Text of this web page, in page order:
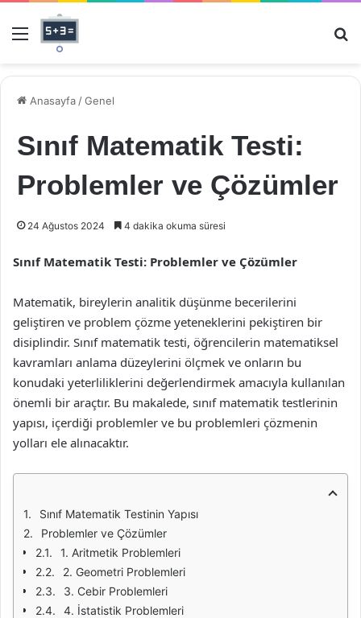
Menü
Anasayfa /Genel
Sınıf Matematik Testi:
Problemler ve Çözümler
24 Ağustos 2024 4 dakika okuma süresi
Sınıf Matematik Testi: Problemler ve Çözümler
Matematik, bireylerin analitik düşünme becerilerini
geliştiren ve problem çözme yeteneklerini pekiştiren bir
disiplindir. Sınıf matematik testi, öğrencilerin matematiksel
kavramları anlama düzeylerini ölçmek ve onların bu
konudaki yeterliliklerini değerlendirmek amacıyla kullanılan
önemli bir araçtır. Bu makalede, sınıf matematik testlerinin
yapısı, içerdiği problemler ve bu problemleri çözmenin
yolları ele alınacaktır.
Sınıf Matematik Testinin Yapısı
Problemler ve Çözümler
1. Aritmetik Problemleri
2. Geometri Problemleri
3. Cebir Problemleri
4. İstatistik Problemleri